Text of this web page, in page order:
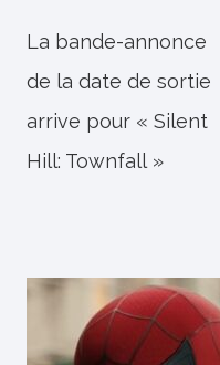
de
l’article
La bande-annonce
de la date de sortie
arrive pour « Silent
Hill: Townfall »